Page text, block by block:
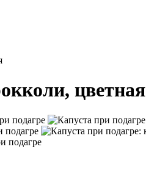
цветная
подагре
подагре
подагре